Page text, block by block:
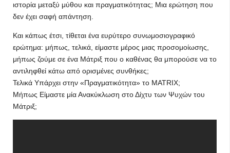
ιστορία μεταξύ μύθου και πραγματικότητας; Μια ερώτηση που
δεν έχει σαφή απάντηση.
Και κάπως έτσι, τίθεται ένα ευρύτερο συνωμοσιογραφικό
ερώτημα: μήπως, τελικά, είμαστε μέρος μιας προσομοίωσης,
μήπως ζούμε σε ένα Μάτριξ που ο καθένας θα μπορούσε να το
αντιληφθεί κάτω από ορισμένες συνθήκες;
Τελικά Υπάρχει στην «Πραγματικότητα» το MATRIX;
Μήπως Είμαστε μία Ανακύκλωση στο Δίχτυ των Ψυχών του
Μάτριξ;